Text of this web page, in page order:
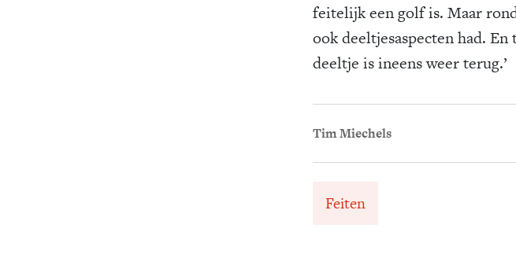
feitelijk een golf is. Maar
ook deeltjesaspecten had.
deeltje is ineens weer terug.’
Tim Miechels
Feiten